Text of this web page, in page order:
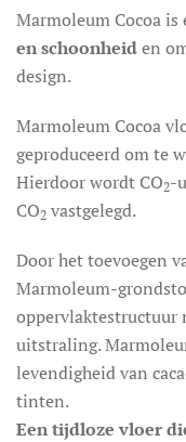
Marmoleum Cocoa is
en schoonheiden
design.
Marmoleum Cocoa
geproduceerd om te
Hierdoor wordt CO2-
CO2 vastgelegd.
Door het toevoegen
Marmoleum-
oppervlaktestructuur
uitstraling.
levendigheid van
tinten.
Een tijdloze vloer